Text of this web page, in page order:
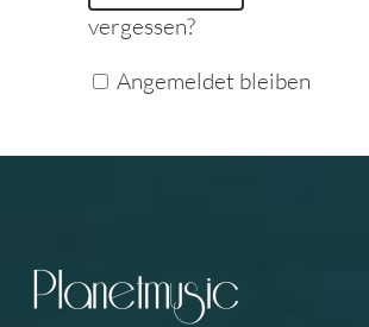
vergessen?
Angemeldet bleiben